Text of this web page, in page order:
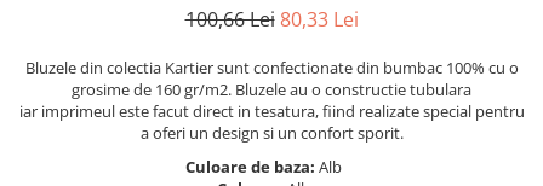
Tricouri Petrecerea Burlacitelor
Tricouri Pisici
Tricouri Retro
Tricouri Tattoo
Tricouri Oversize
Rap/Hip-Hop
Religious
100,66 Lei 80,33 Lei
Bluzele din colectia Kartier sunt confectionate din bumbac 100% cu o
grosime de 160 gr/m2. Bluzele au o constructie tubulara
iar imprimeul este facut direct in tesatura, fiind realizate special pentru
a oferi un design si un confort sporit.
Culoare de baza: Alb